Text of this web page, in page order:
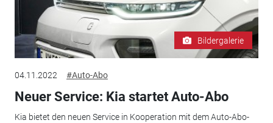
Bildergalerie
04.11.2022 #Auto-Abo
Neuer Service: Kia startet Auto-Abo
Kia bietet den neuen Service in Kooperation mit dem Auto-Abo-